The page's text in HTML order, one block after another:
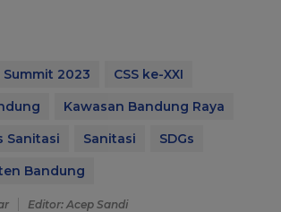
2023
CSS ke-XXI
Kawasan Bandung Raya
Sanitasi
Sanitasi
SDGs
Bandung
Editor: Acep Sandi